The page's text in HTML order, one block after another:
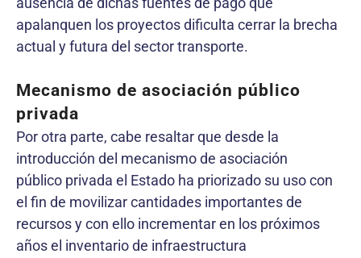
apalanquen los proyectos dificulta cerrar la brecha
actual y futura del sector transporte.
Mecanismo de asociación público
privada
Por otra parte, cabe resaltar que desde la
introducción del mecanismo de asociación
público privada el Estado ha priorizado su uso con
el fin de movilizar cantidades importantes de
recursos y con ello incrementar en los próximos
años el inventario de infraestructura